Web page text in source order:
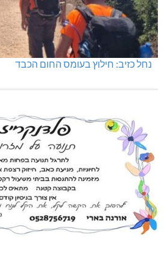
נחל כזיב: חילוץ בעומס החום הכבד